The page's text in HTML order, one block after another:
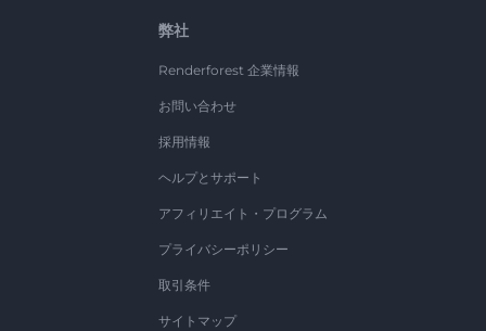
弊社
Renderforest 企業情報
お問い合わせ
採用情報
ヘルプとサポート
アフィリエイト・プログラム
プライバシーポリシー
取引条件
サイトマップ